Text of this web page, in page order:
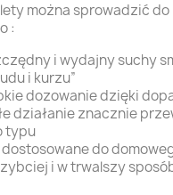
można sprowadzić do
:
i wydajny suchy
i kurzu”
dozowanie dzięki
działanie znacznie
typu
do
i w trwalszy